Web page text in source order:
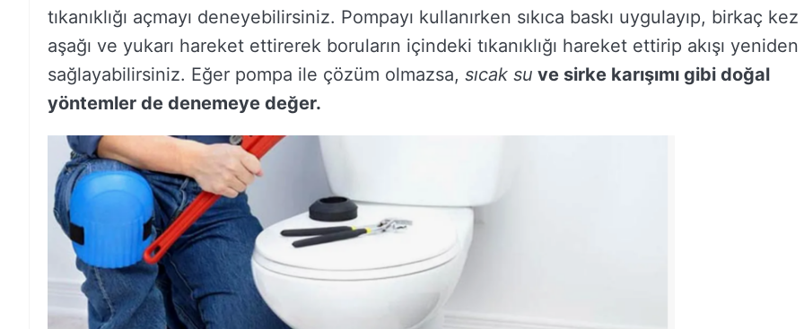
tıkanıklığı açmayı deneyebilirsiniz. Pompayı kullanırken sıkıca baskı uygulayıp, birkaç kez
aşağı ve yukarı hareket ettirerek boruların içindeki tıkanıklığı hareket ettirip akışı yeniden
sağlayabilirsiniz. Eğer pompa ile çözüm olmazsa, sıcak su ve sirke karışımı gibi doğal
yöntemler de denemeye değer.